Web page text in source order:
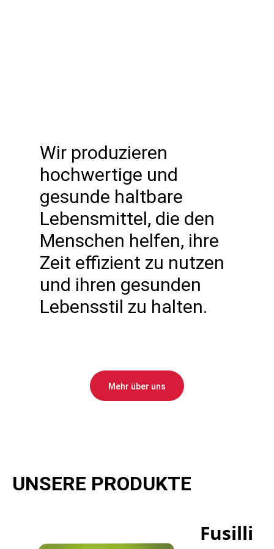
Wir produzieren
hochwertige und
gesunde haltbare
Lebensmittel, die den
Menschen helfen, ihre
Zeit effizient zu nutzen
und ihren gesunden
Lebensstil zu halten.
Mehr über uns
UNSERE PRODUKTE
Fusilli